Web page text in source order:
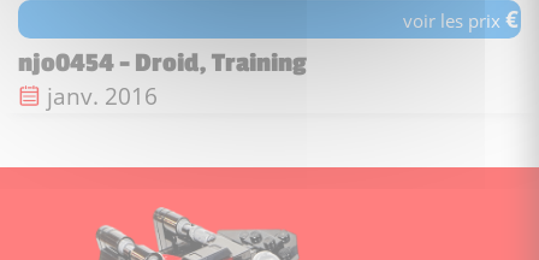
voir les prix €
njo0454 - Droid, Training
Date de sortie :
janv. 2016